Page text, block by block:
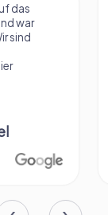
das
war
sind